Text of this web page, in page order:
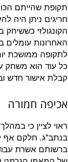
תקופת שהייתם
חריגים ניתן היה
הקונגולזי
האחרונות
לתקופה ממושכת
כל עוד הוא משחק
קבלת אישור חדש
אכיפה חמורה
ראוי לציין כי
בנתב"ג. חלקם אף
ברשותם אשרת